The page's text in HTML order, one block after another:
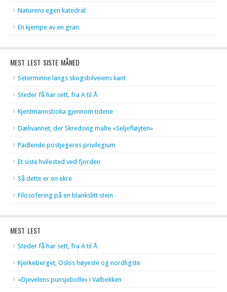
Naturens egen katedral
En kjempe av en gran
MEST LEST SISTE MÅNED
Seterminne langs skogsbilveiens kant
Steder få har sett, fra A til Å
Kjentmannsboka gjennom tidene
Dælivannet, der Skredsvig malte «Seljefløyten»
Padlende postjegeres privilegium
Et siste hvilested ved fjorden
Så dette er en ekre
Filosofering på en blankslitt stein
MEST LEST
Steder få har sett, fra A til Å
Kjerkeberget, Oslos høyeste og nordligste
«Djevelens punsjebolle» i Valbekken